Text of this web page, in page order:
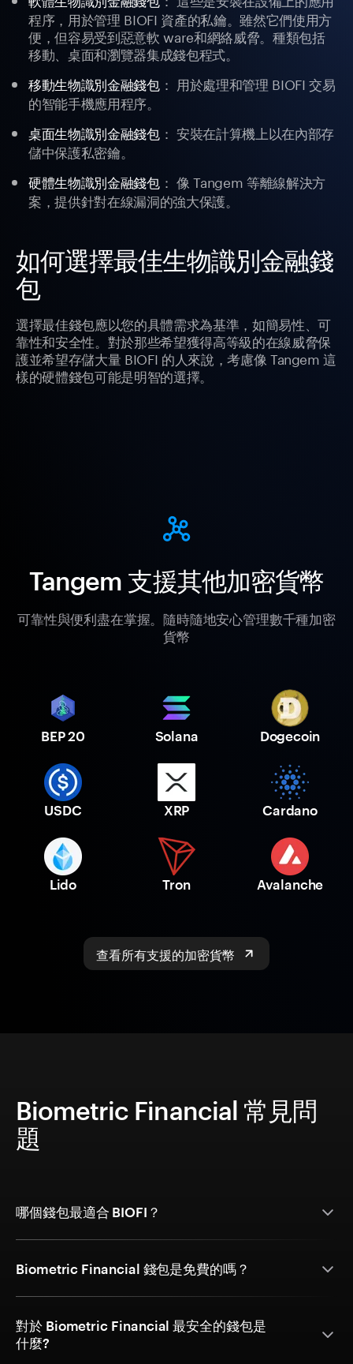
程序，用於管理 BIOFI 資產的私鑰。雖然它們使用方
便，但容易受到惡意軟 ware和網絡威脅。種類包括
移動、桌面和瀏覽器集成錢包程式。
移動生物識別金融錢包： 用於處理和管理 BIOFI 交易
的智能手機應用程序。
桌面生物識別金融錢包： 安裝在計算機上以在內部存
儲中保護私密鑰。
硬體生物識別金融錢包： 像 Tangem 等離線解決方
案，提供針對在線漏洞的強大保護。
如何選擇最佳生物識別金融錢
包
選擇最佳錢包應以您的具體需求為基準，如簡易性、可
靠性和安全性。對於那些希望獲得高等級的在線威脅保
護並希望存儲大量 BIOFI 的人來說，考慮像 Tangem 這
樣的硬體錢包可能是明智的選擇。
Tangem 支援其他加密貨幣
可靠性與便利盡在掌握。隨時隨地安心管理數千種加密
貨幣
BEP 20 Solana Dogecoin
USDC XRP Cardano
Lido Tron Avalanche
查看所有支援的加密貨幣
Biometric Financial 常見問
題
哪個錢包最適合 BIOFI？
Biometric Financial 錢包是免費的嗎？
對於 Biometric Financial 最安全的錢包是
什麼?